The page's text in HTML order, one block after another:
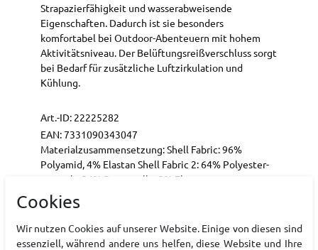
Strapazierfähigkeit und wasserabweisende
Eigenschaften. Dadurch ist sie besonders
komfortabel bei Outdoor-Abenteuern mit hohem
Aktivitätsniveau. Der Belüftungsreißverschluss sorgt
bei Bedarf für zusätzliche Luftzirkulation und
Kühlung.
Art.-ID: 22225282
EAN:7331090343047
Materialzusammensetzung: Shell Fabric: 96%
Polyamid, 4% Elastan Shell Fabric 2: 64% Polyester-
recycelt, 34% Baumwolle, 2% Elastan
Hersteller
Cookies
Wir nutzen Cookies auf unserer Website. Einige von diesen sind
essenziell, während andere uns helfen, diese Website und Ihre